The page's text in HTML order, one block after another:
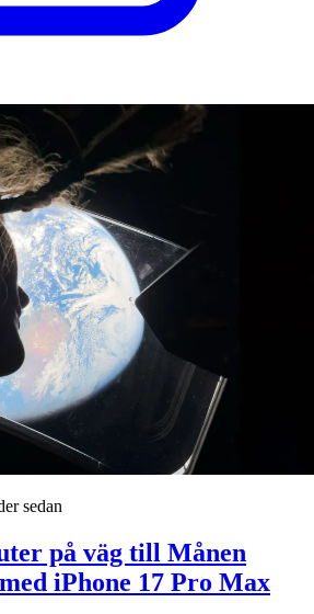
sedan
på väg till Månen
iPhone 17 Pro Max